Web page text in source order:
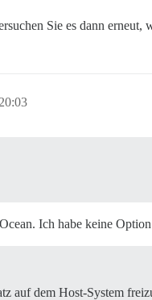
Sie es dann
Ich habe keine
auf dem Host-System